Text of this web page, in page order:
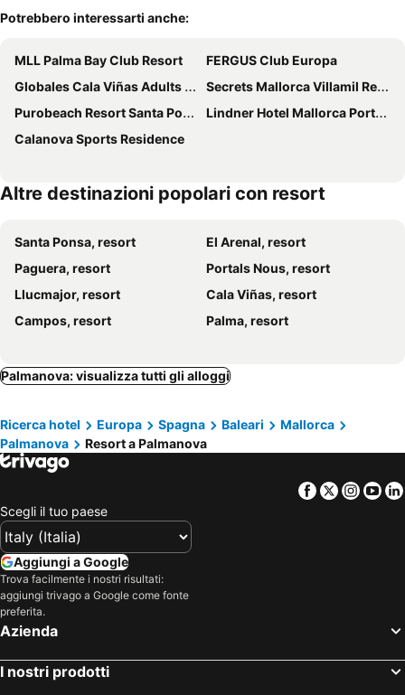
Potrebbero interessarti anche:
MLL Palma Bay Club Resort
FERGUS Club Europa
Globales Cala Viñas Adults Only 16+
Secrets Mallorca Villamil Resort & Spa - Adults Only
Purobeach Resort Santa Ponsa
Lindner Hotel Mallorca Portals Nous, part of JdV by Hyatt
Calanova Sports Residence
Altre destinazioni popolari con resort
Santa Ponsa, resort
El Arenal, resort
Paguera, resort
Portals Nous, resort
Llucmajor, resort
Cala Viñas, resort
Campos, resort
Palma, resort
Palmanova: visualizza tutti gli alloggi
Ricerca hotel Europa Spagna Baleari
Mallorca
Palmanova
Resort a Palmanova
Facebook
Twitter
Scegli il tuo paese
Aggiungi a Google
Trova facilmente i nostri risultati:
aggiungi trivago a Google come fonte
preferita.
Azienda
I nostri prodotti